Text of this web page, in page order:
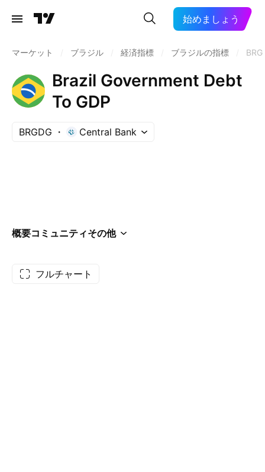
始めましょう
マーケット ブラジル 経済指標 ブラジルの指標
Brazil Government Debt
To GDP
BRGDG Central Bank
概要コミュニティその他
フルチャート